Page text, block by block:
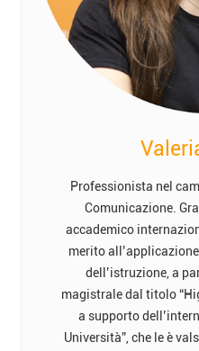
Professionista nel
Comunicazione.
accademico
merito
dell’istruzione, a
magistrale dal titolo
a supporto
Università”, che le è